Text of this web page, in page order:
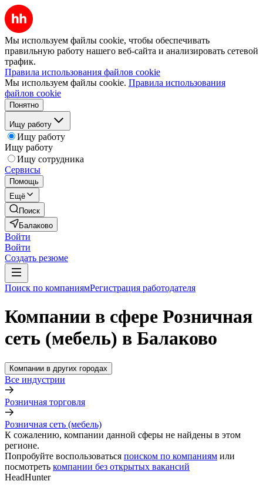
Мы используем файлы cookie, чтобы обеспечивать
правильную работу нашего веб-сайта и анализировать сетевой
трафик.
Правила использования файлов cookie
Мы используем файлы cookie. Правила использования
файлов cookie
Понятно
Ищу работу
Ищу работу
Ищу работу
Ищу сотрудника
Сервисы
Помощь
Ещё
Поиск
Балаково
Войти
Войти
Создать резюме
Поиск по компаниямРегистрация работодателя
Компании в сфере Розничная
сеть (мебель) в Балаково
Компании в других городах
Все индустрии
Розничная торговля
Розничная сеть (мебель)
К сожалению, компании данной сферы не найдены в этом
регионе.
Попробуйте воспользоваться поиском по компаниям или
посмотреть компании без открытых вакансий
HeadHunter